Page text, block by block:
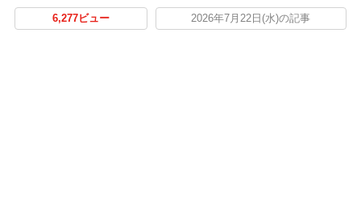
6,277ビュー 2026年7月22日(水)の記事